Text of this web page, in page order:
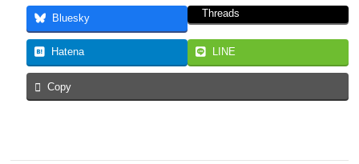
Bluesky Threads
Hatena LINE
Copy